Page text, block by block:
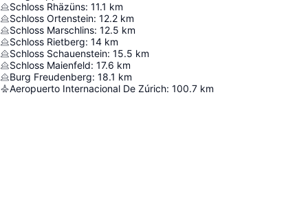
Schloss Rhäzüns: 11.1 km
Schloss Ortenstein: 12.2 km
Schloss Marschlins: 12.5 km
Schloss Rietberg: 14 km
Schloss Schauenstein: 15.5 km
Schloss Maienfeld: 17.6 km
Burg Freudenberg: 18.1 km
Aeropuerto Internacional De Zúrich: 100.7 km